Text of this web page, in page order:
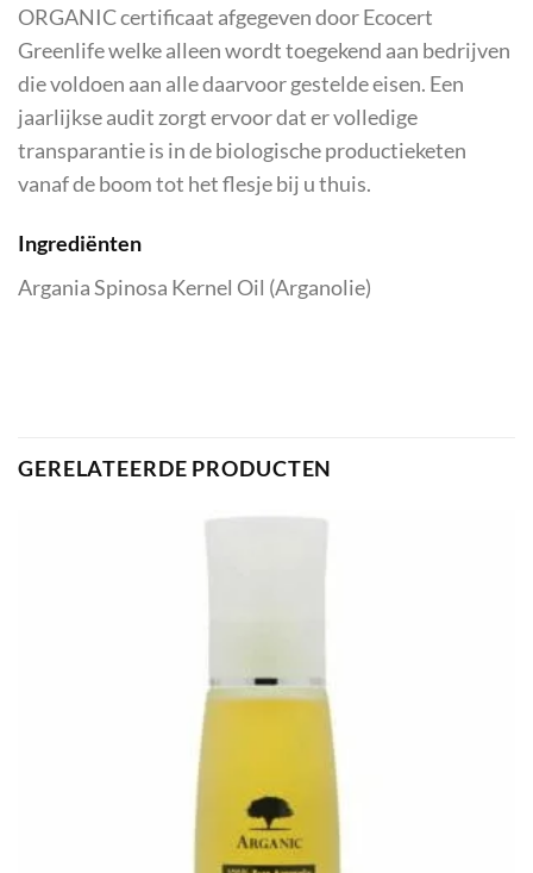
ORGANIC certificaat afgegeven door Ecocert
Greenlife welke alleen wordt toegekend aan bedrijven
die voldoen aan alle daarvoor gestelde eisen. Een
jaarlijkse audit zorgt ervoor dat er volledige
transparantie is in de biologische productieketen
vanaf de boom tot het flesje bij u thuis.
Ingrediënten
Argania Spinosa Kernel Oil (Arganolie)
GERELATEERDE PRODUCTEN